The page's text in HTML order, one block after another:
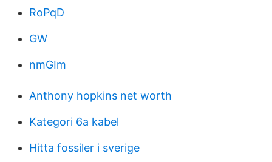
RoPqD
GW
nmGIm
Anthony hopkins net worth
Kategori 6a kabel
Hitta fossiler i sverige